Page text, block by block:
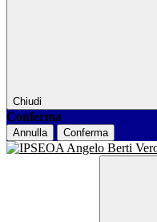
Chiudi
Conferma
Annulla Conferma